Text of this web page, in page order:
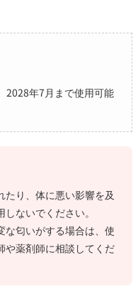
2028年7月まで使用可能
り、体に悪い影響を及
ないでください。
な匂いがする場合は、使
や薬剤師に相談してくだ